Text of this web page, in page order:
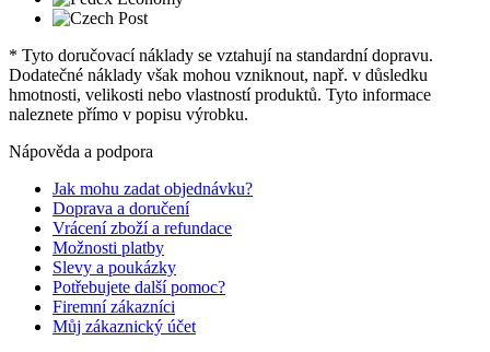
* Tyto doručovací náklady se vztahují na standardní dopravu.
Dodatečné náklady však mohou vzniknout, např. v důsledku
hmotnosti, velikosti nebo vlastností produktů. Tyto informace
naleznete přímo v popisu výrobku.
Nápověda a podpora
Jak mohu zadat objednávku?
Doprava a doručení
Vrácení zboží a refundace
Možnosti platby
Slevy a poukázky
Potřebujete další pomoc?
Firemní zákazníci
Můj zákaznický účet